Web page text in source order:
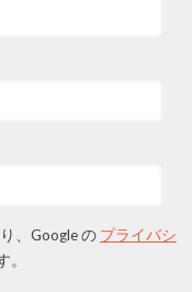
、Google の プライバシ
。